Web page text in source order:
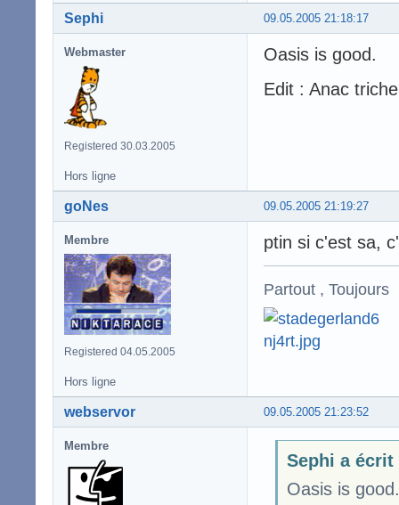
09.05.2005 21:18:17
Sephi
Webmaster
Registered 30.03.2005
Oasis is good.
Edit : Anac
Hors ligne
09.05.2005 21:19:27
goNes
Membre
Registered 04.05.2005
ptin si c'est sa,
Partout , Toujours
Hors ligne
09.05.2005 21:23:52
webservor
Membre
Sephi a écrit
Oasis is good.